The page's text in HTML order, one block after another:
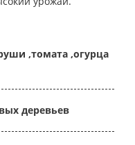
,томата ,огурца
деревьев